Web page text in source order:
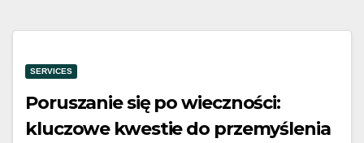
SERVICES
Poruszanie się po wieczności:
kluczowe kwestie do przemyślenia